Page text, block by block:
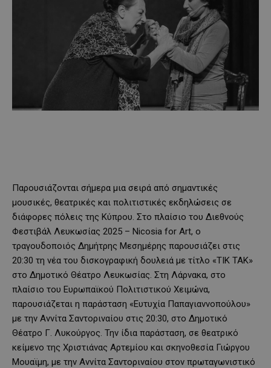
Παρουσιάζονται σήμερα μια σειρά από σημαντικές
μουσικές, θεατρικές και πολιτιστικές εκδηλώσεις σε
διάφορες πόλεις της Κύπρου. Στο πλαίσιο του Διεθνούς
Φεστιβάλ Λευκωσίας 2025 – Nicosia for Art, ο
τραγουδοποιός Δημήτρης Μεσημέρης παρουσιάζει στις
20:30 τη νέα του δισκογραφική δουλειά με τίτλο «ΤΙΚ ΤΑΚ»
στο Δημοτικό Θέατρο Λευκωσίας. Στη Λάρνακα, στο
πλαίσιο του Ευρωπαϊκού Πολιτιστικού Χειμώνα,
παρουσιάζεται η παράσταση «Ευτυχία Παπαγιαννοπούλου»
με την Αννίτα Σαντοριναίου στις 20:30, στο Δημοτικό
Θέατρο Γ. Λυκούργος. Την ίδια παράσταση, σε θεατρικό
κείμενο της Χριστιάνας Αρτεμίου και σκηνοθεσία Γιώργου
Μουαϊμη, με την Αννίτα Σαντοριναίου στον πρωταγωνιστικό